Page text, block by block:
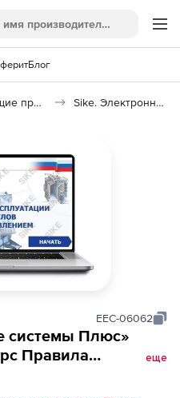
Блог
Обучающие программы Sike. Электронный курс «Правила эксплуатации котлов под давлением»
EEC-06062
системы Плюс»
Правила
еще